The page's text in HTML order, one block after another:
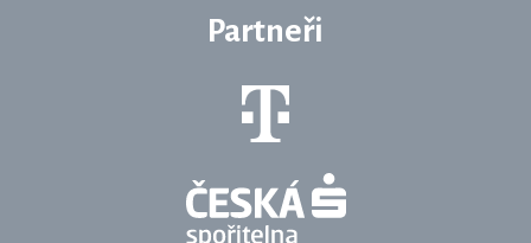
Partneři